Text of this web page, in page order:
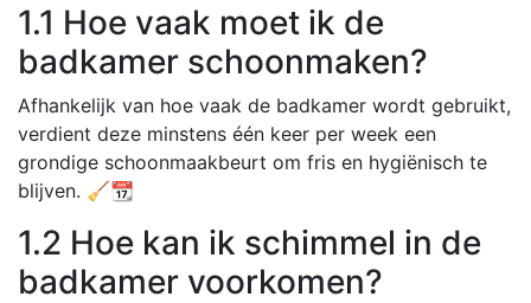
1.1 Hoe vaak moet ik de
badkamer schoonmaken?
Afhankelijk van hoe vaak de badkamer wordt gebruikt,
verdient deze minstens één keer per week een
grondige schoonmaakbeurt om fris en hygiënisch te
blijven. 🧹📆
1.2 Hoe kan ik schimmel in de
badkamer voorkomen?